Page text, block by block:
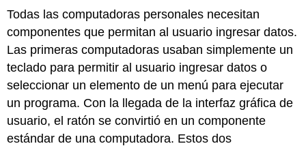
Todas las computadoras personales necesitan
componentes que permitan al usuario ingresar datos.
Las primeras computadoras usaban simplemente un
teclado para permitir al usuario ingresar datos o
seleccionar un elemento de un menú para ejecutar
un programa. Con la llegada de la interfaz gráfica de
usuario, el ratón se convirtió en un componente
estándar de una computadora. Estos dos